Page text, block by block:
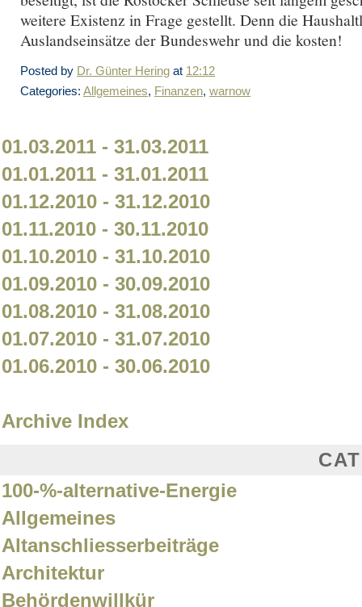
weitere Existenz in Frage gestellt. Denn die
Auslandseinsätze der Bundeswehr und die kosten!
Posted by Dr. Günter Hering at 12:12
Categories: Allgemeines, Finanzen, warnow
01.03.2011 - 31.03.2011
01.01.2011 - 31.01.2011
01.12.2010 - 31.12.2010
01.11.2010 - 30.11.2010
01.10.2010 - 31.10.2010
01.09.2010 - 30.09.2010
01.08.2010 - 31.08.2010
01.07.2010 - 31.07.2010
01.06.2010 - 30.06.2010
Archive Index
100-%-alternative-Energie
Allgemeines
Altanschliesserbeiträge
Architektur
Behördenwillkür